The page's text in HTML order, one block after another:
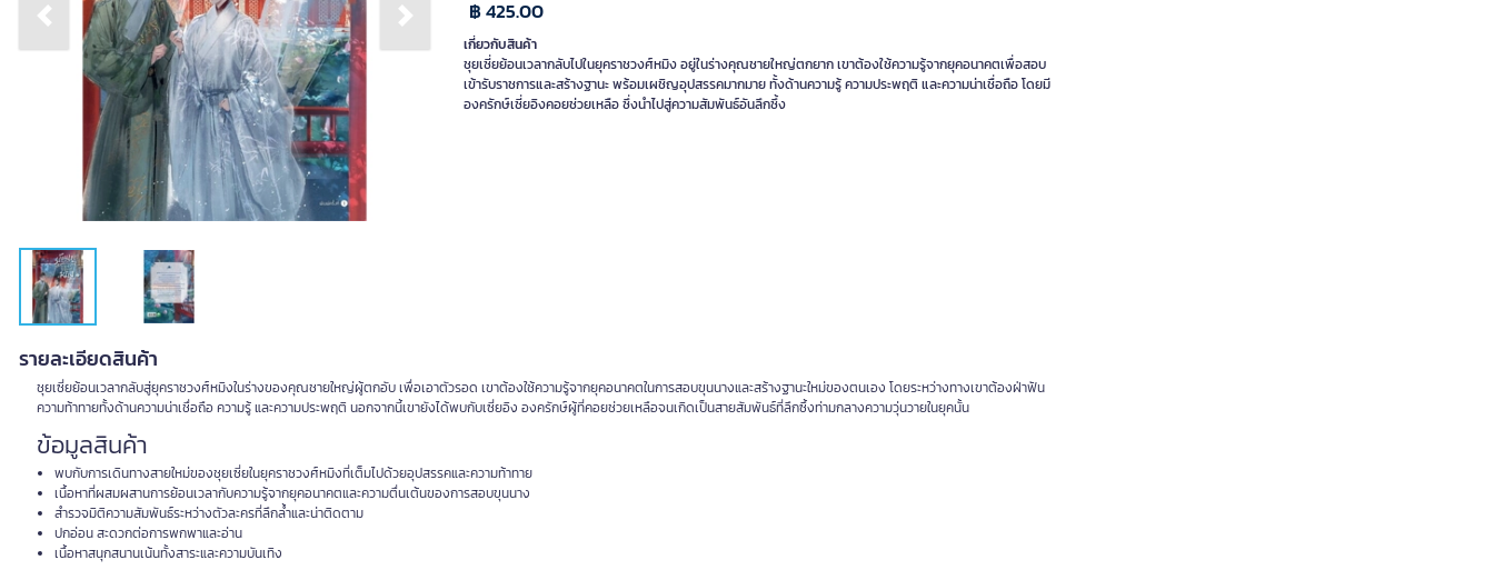
Previous slide Next slide ฿ 425.00
เกี่ยวกับสินค้า
ชุยเซี่ยย้อนเวลากลับไปในยุคราชวงศ์หมิง อยู่ในร่างคุณชายใหญ่ตกยาก เขาต้องใช้ความรู้จากยุคอนาคตเพื่อสอบ
เข้ารับราชการและสร้างฐานะ พร้อมเผชิญอุปสรรคมากมาย ทั้งด้านความรู้ ความประพฤติ และความน่าเชื่อถือ โดยมี
องครักษ์เซี่ยอิงคอยช่วยเหลือ ซึ่งนำไปสู่ความสัมพันธ์อันลึกซึ้ง
รายละเอียดสินค้า
ชุยเซี่ยย้อนเวลากลับสู่ยุคราชวงศ์หมิงในร่างของคุณชายใหญ่ผู้ตกอับ เพื่อเอาตัวรอด เขาต้องใช้ความรู้จากยุคอนาคตในการสอบขุนนางและสร้างฐานะใหม่ของตนเอง โดยระหว่างทางเขาต้องฝ่าฟัน
ความท้าทายทั้งด้านความน่าเชื่อถือ ความรู้ และความประพฤติ นอกจากนี้เขายังได้พบกับเซี่ยอิง องครักษ์ผู้ที่คอยช่วยเหลือจนเกิดเป็นสายสัมพันธ์ที่ลึกซึ้งท่ามกลางความวุ่นวายในยุคนั้น
ข้อมูลสินค้า
พบกับการเดินทางสายใหม่ของชุยเซี่ยในยุคราชวงศ์หมิงที่เต็มไปด้วยอุปสรรคและความท้าทาย
เนื้อหาที่ผสมผสานการย้อนเวลากับความรู้จากยุคอนาคตและความตื่นเต้นของการสอบขุนนาง
สำรวจมิติความสัมพันธ์ระหว่างตัวละครที่ลึกล้ำและน่าติดตาม
ปกอ่อน สะดวกต่อการพกพาและอ่าน
เนื้อหาสนุกสนานเน้นทั้งสาระและความบันเทิง